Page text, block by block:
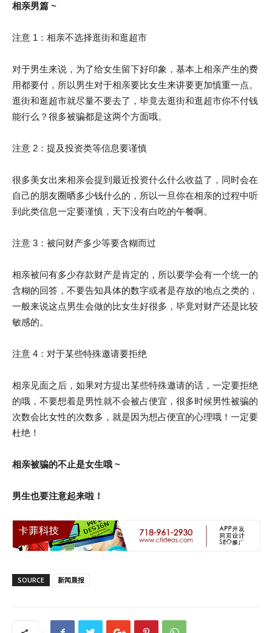
相亲男篇 ~
注意 1：相亲不选择逛街和逛超市
对于男生来说，为了给女生留下好印象，基本上相亲产生的费
用都要付，所以男生对于相亲要比女生来讲要更加慎重一点。
逛街和逛超市就尽量不要去了，毕竟去逛街和逛超市你不付钱
能行么？很多被骗都是这两个方面哦。
注意 2：提及投资类等信息要谨慎
很多美女出来相亲会提到最近投资什么什么收益了，同时会在
自己的朋友圈晒多少钱什么的，所以一旦你在相亲的过程中听
到此类信息一定要谨慎，天下没有白吃的午餐啊。
注意 3：被问财产多少等要含糊而过
相亲被问有多少存款财产是肯定的，所以要学会有一个统一的
含糊的回答，不要告知具体的数字或者是存放的地点之类的，
一般来说这点男生会做的比女生好很多，毕竟对财产还是比较
敏感的。
注意 4：对于某些特殊邀请要拒绝
相亲见面之后，如果对方提出某些特殊邀请的话，一定要拒绝
的哦，不要想着是男性就不会被占便宜，很多时候男性被骗的
次数会比女性的次数多，就是因为想占便宜的心理哦！一定要
杜绝！
相亲被骗的不止是女生哦 ~
男生也要注意起来啦！
SOURCE 新闻晨报